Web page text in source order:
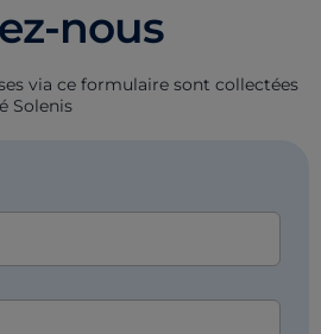
nous
via ce formulaire sont collectées
Solenis